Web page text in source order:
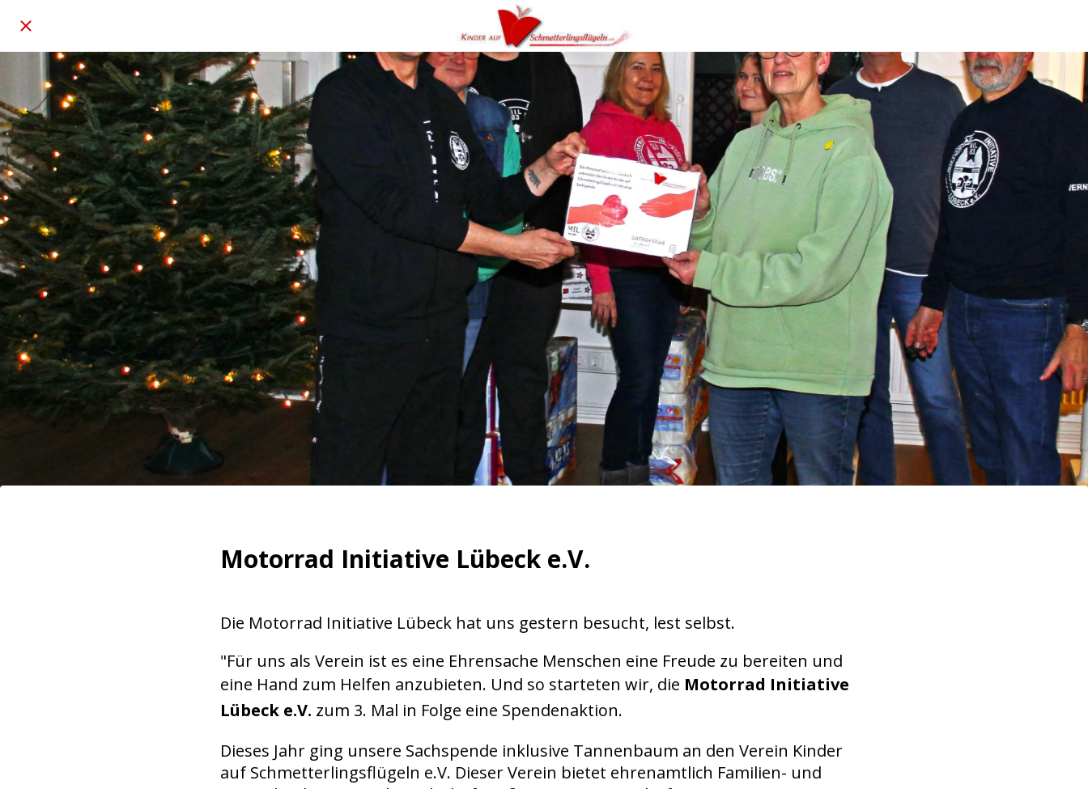
Motorrad Initiative Lübeck e.V.
Die Motorrad Initiative Lübeck hat uns gestern besucht, lest selbst.
"Für uns als Verein ist es eine Ehrensache Menschen eine Freude zu bereiten und
eine Hand zum Helfen anzubieten. Und so starteten wir, die Motorrad Initiative
Lübeck e.V. zum 3. Mal in Folge eine Spendenaktion.
Dieses Jahr ging unsere Sachspende inklusive Tannenbaum an den Verein Kinder
auf Schmetterlingsflügeln e.V. Dieser Verein bietet ehrenamtlich Familien- und